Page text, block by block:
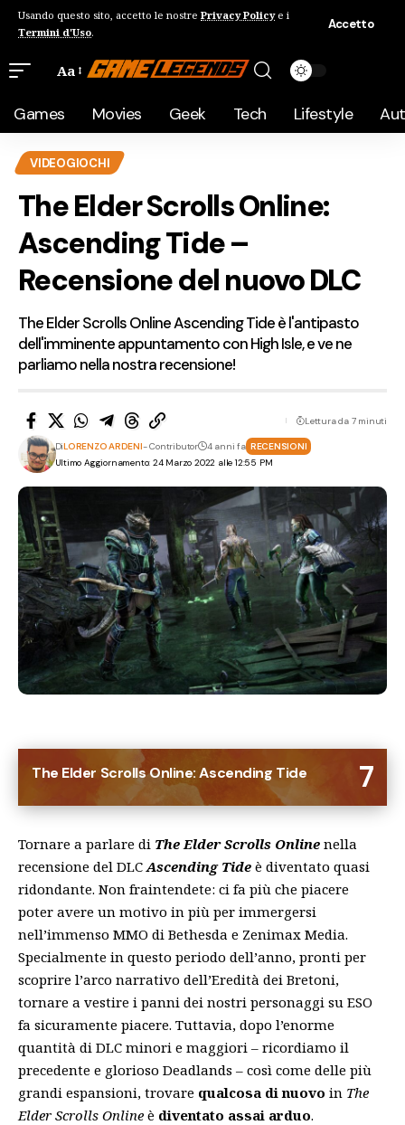
Usando questo sito, accetto le nostre Privacy Policye i
Termini d'Uso.
Accetto
Aa
Games Movies Geek Tech Lifestyle
VIDEOGIOCHI
The Elder Scrolls Online:
Ascending Tide –
Recensione del nuovo DLC
The Elder Scrolls Online Ascending Tide è l'antipasto
dell'imminente appuntamento con High Isle, e ve ne
parliamo nella nostra recensione!
Ultimo Aggiornamento: 24 Marzo 2022 alle 12:55 PM
DiLORENZO ARDENI- Contributor 4 anni fa RECENSIONI
Lettura da 7 minuti
7
The Elder Scrolls Online: Ascending Tide
Tornare a parlare di The Elder Scrolls Online nella
recensione del DLC Ascending Tide è diventato quasi
ridondante. Non fraintendete: ci fa più che piacere
poter avere un motivo in più per immergersi
nell’immenso MMO di Bethesda e Zenimax Media.
Specialmente in questo periodo dell’anno, pronti per
scoprire l’arco narrativo dell’Eredità dei Bretoni,
tornare a vestire i panni dei nostri personaggi su ESO
fa sicuramente piacere. Tuttavia, dopo l’enorme
quantità di DLC minori e maggiori – ricordiamo il
precedente e glorioso Deadlands – così come delle più
grandi espansioni, trovare qualcosa di nuovo in The
Elder Scrolls Online è diventato assai arduo.